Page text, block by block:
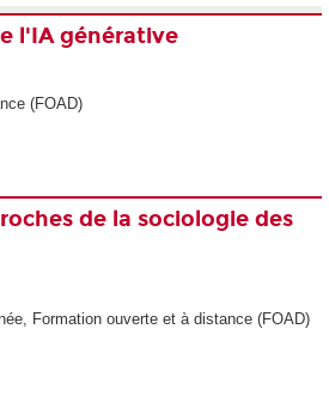
l'IA générative
(FOAD)
de la sociologie des
Formation ouverte et à distance (FOAD)